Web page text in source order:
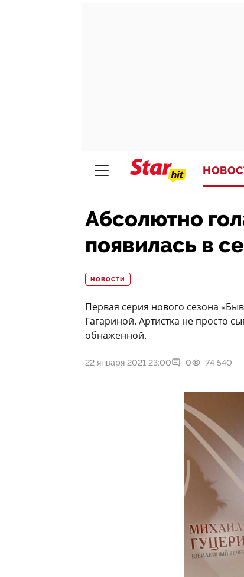
Абсолютно
появилась в
НОВОСТИ
Первая серия нового сезона
Гагариной. Артистка не просто
обнаженной.
22 января 2021 23:00 0 74 540